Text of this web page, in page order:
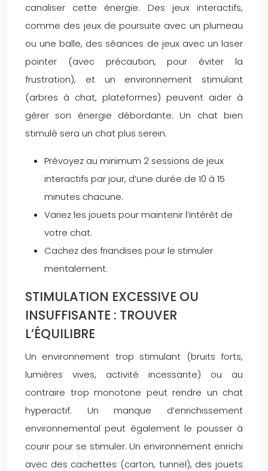
canaliser cette énergie. Des jeux interactifs,
comme des jeux de poursuite avec un plumeau
ou une balle, des séances de jeux avec un laser
pointer (avec précaution, pour éviter la
frustration), et un environnement stimulant
(arbres à chat, plateformes) peuvent aider à
gérer son énergie débordante. Un chat bien
stimulé sera un chat plus serein.
Prévoyez au minimum 2 sessions de jeux
interactifs par jour, d’une durée de 10 à 15
minutes chacune.
Variez les jouets pour maintenir l’intérêt de
votre chat.
Cachez des friandises pour le stimuler
mentalement.
STIMULATION EXCESSIVE OU
INSUFFISANTE : TROUVER
L’ÉQUILIBRE
Un environnement trop stimulant (bruits forts,
lumières vives, activité incessante) ou au
contraire trop monotone peut rendre un chat
hyperactif. Un manque d’enrichissement
environnemental peut également le pousser à
courir pour se stimuler. Un environnement enrichi
avec des cachettes (carton, tunnel), des jouets